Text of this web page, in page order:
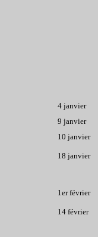
4 janvier
9 janvier
10 janvier
18 janvier
1er février
14 février